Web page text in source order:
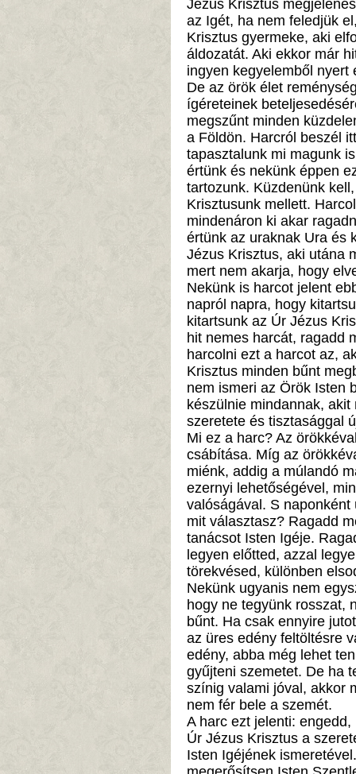
Jézus Krisztus
az Igét, ha nem feledjük
Krisztus gyermeke, aki
áldozatát. Aki ekkor már
ingyen kegyelemből nyert
De az örök élet
ígéreteinek
megszűnt minden
a Földön. Harcról beszél
tapasztalunk mi magunk
értünk és nekünk éppen
tartozunk. Küzdenünk
Krisztusunk mellett.
mindenáron ki akar
értünk az uraknak Ura és
Jézus Krisztus, aki utána
mert nem akarja, hogy
Nekünk is harcot jelent
napról napra, hogy
kitartsunk az Úr Jézus
hit nemes harcát, ragadd
harcolni ezt a harcot az,
Krisztus minden bűnt
nem ismeri az Örök Isten
készülnie mindannak,
szeretete és tisztasággal
Mi ez a harc? Az
csábítása. Míg az
miénk, addig a múlandó
ezernyi lehetőségével,
valóságával. S
mit választasz? Ragadd
tanácsot Isten Igéje.
legyen előtted, azzal
törekvésed, különben
Nekünk ugyanis nem
hogy ne tegyünk rosszat,
bűnt. Ha csak ennyire
az üres edény feltöltésre
edény, abba még lehet
gyűjteni szemetet. De ha
színig valami jóval, akkor
nem fér bele a szemét.
A harc ezt jelenti:
Úr Jézus Krisztus a
Isten Igéjének